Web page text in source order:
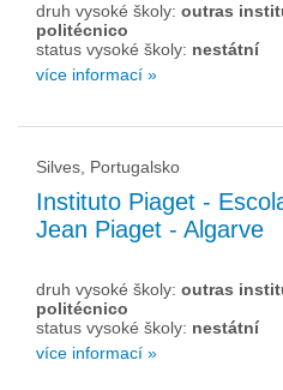
druh vysoké školy: outras
politécnico
status vysoké školy: nestátní
více informací »
Silves, Portugalsko
Instituto Piaget -
Jean Piaget - Algarve
druh vysoké školy: outras
politécnico
status vysoké školy: nestátní
více informací »